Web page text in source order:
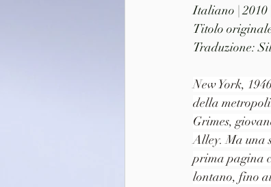
Italiano | 2010
Titolo
Traduzione:
New York,
della
Grimes,
Alley. Ma una
prima pagina
lontano, fino